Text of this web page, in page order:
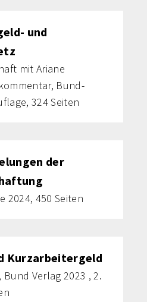
und
mit Ariane
Bund-
324 Seiten
der
2024, 450 Seiten
Kurzarbeitergeld
Verlag 2023 , 2.